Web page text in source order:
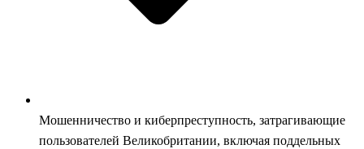
Мошенничество и киберпреступность, затрагивающие
пользователей Великобритании, включая поддельных